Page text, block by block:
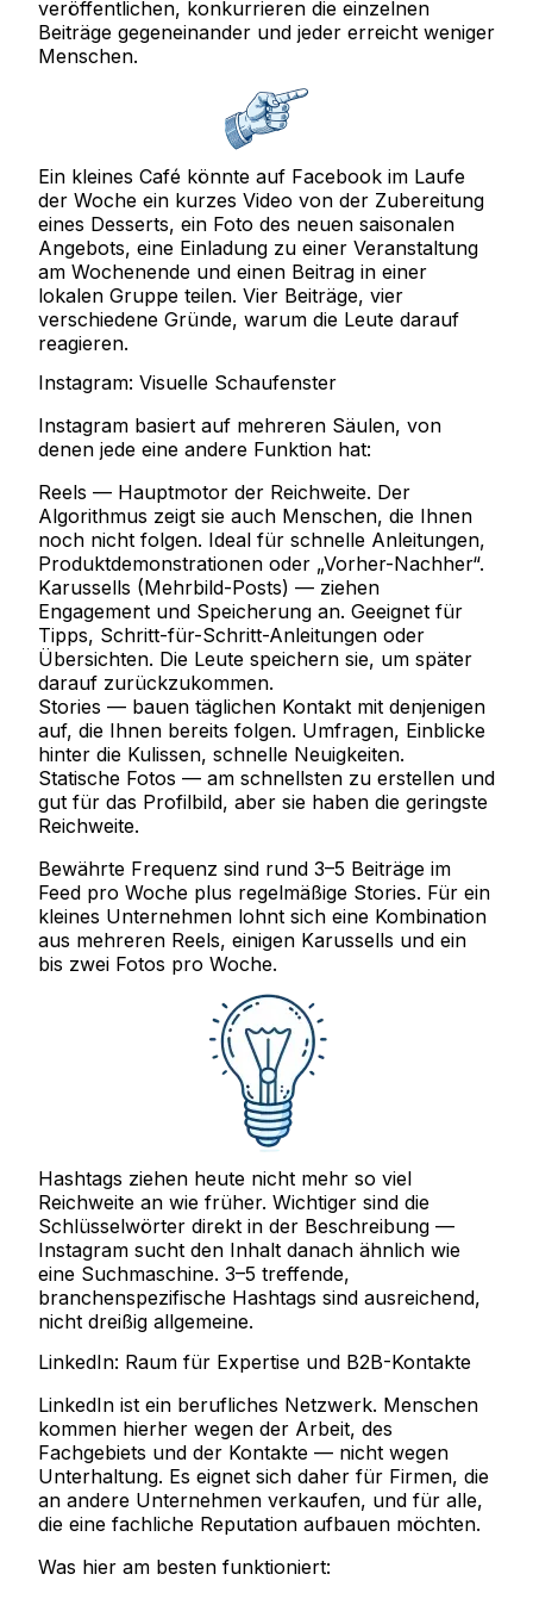
veröffentlichen, konkurrieren die einzelnen
Beiträge gegeneinander und jeder erreicht weniger
Menschen.
Ein kleines Café könnte auf Facebook im Laufe
der Woche ein kurzes Video von der Zubereitung
eines Desserts, ein Foto des neuen saisonalen
Angebots, eine Einladung zu einer Veranstaltung
am Wochenende und einen Beitrag in einer
lokalen Gruppe teilen. Vier Beiträge, vier
verschiedene Gründe, warum die Leute darauf
reagieren.
Instagram: Visuelle Schaufenster
Instagram basiert auf mehreren Säulen, von
denen jede eine andere Funktion hat:
Reels — Hauptmotor der Reichweite. Der
Algorithmus zeigt sie auch Menschen, die Ihnen
noch nicht folgen. Ideal für schnelle Anleitungen,
Produktdemonstrationen oder „Vorher-Nachher“.
Karussells (Mehrbild-Posts) — ziehen
Engagement und Speicherung an. Geeignet für
Tipps, Schritt-für-Schritt-Anleitungen oder
Übersichten. Die Leute speichern sie, um später
darauf zurückzukommen.
Stories — bauen täglichen Kontakt mit denjenigen
auf, die Ihnen bereits folgen. Umfragen, Einblicke
hinter die Kulissen, schnelle Neuigkeiten.
Statische Fotos — am schnellsten zu erstellen und
gut für das Profilbild, aber sie haben die geringste
Reichweite.
Bewährte Frequenz sind rund 3–5 Beiträge im
Feed pro Woche plus regelmäßige Stories. Für ein
kleines Unternehmen lohnt sich eine Kombination
aus mehreren Reels, einigen Karussells und ein
bis zwei Fotos pro Woche.
Hashtags ziehen heute nicht mehr so viel
Reichweite an wie früher. Wichtiger sind die
Schlüsselwörter direkt in der Beschreibung —
Instagram sucht den Inhalt danach ähnlich wie
eine Suchmaschine. 3–5 treffende,
branchenspezifische Hashtags sind ausreichend,
nicht dreißig allgemeine.
LinkedIn: Raum für Expertise und B2B-Kontakte
LinkedIn ist ein berufliches Netzwerk. Menschen
kommen hierher wegen der Arbeit, des
Fachgebiets und der Kontakte — nicht wegen
Unterhaltung. Es eignet sich daher für Firmen, die
an andere Unternehmen verkaufen, und für alle,
die eine fachliche Reputation aufbauen möchten.
Was hier am besten funktioniert: